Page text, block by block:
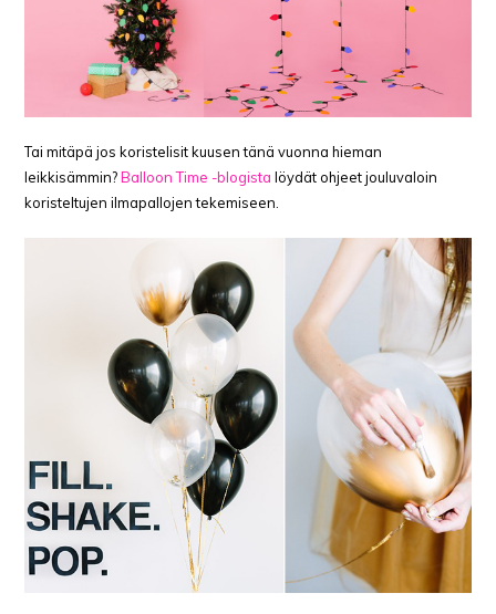
Tai mitäpä jos koristelisit kuusen tänä vuonna hieman
leikkisämmin?Balloon Time -blogista löydät ohjeet jouluvaloin
koristeltujen ilmapallojen tekemiseen.